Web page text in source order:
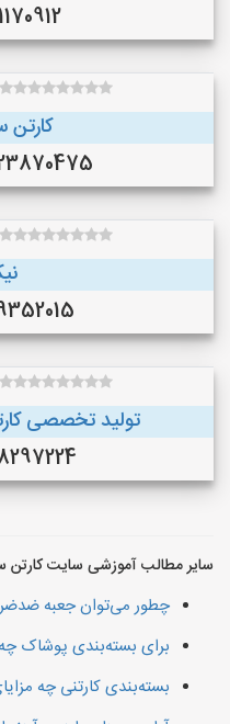
کارتن
09123870475
تولید تخصصی
سایر مطالب آموزشی سایت کارتن
چطور می‌توان جعبه
برای بسته‌بندی پوشاک
بسته‌بندی کارتنی چه